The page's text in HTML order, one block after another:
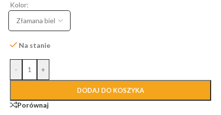
Kolor:
Na stanie
- +
DODAJ DO KOSZYKA
Porównaj